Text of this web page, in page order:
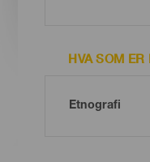
HVA SOM ER